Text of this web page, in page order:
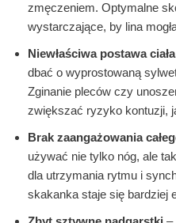
zmęczeniem. Optymalne
wystarczające, by lina
Niewłaściwa postawa ciała
dbać o wyprostowaną
Zginanie pleców czy
zwiększać ryzyko kontuzji,
Brak zaangażowania
używać nie tylko nóg, ale
dla utrzymania rytmu i
skakanka staje się bardziej